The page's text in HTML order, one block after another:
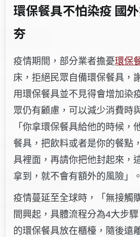
環保餐具不怕染疫 國
夯
疫情期間，部分業者擔憂環保
床，拒絕民眾自備環保餐具，
用環保餐具並不見得會增加染
眾仍有顧慮，可以減少消費時
「你拿環保餐具給他的時候，
餐具，把飲料或者是你的餐點
具裡面，再請你把他封起來，
拿到，就不會有額外的風險」。
疫情蔓延至全球時，「無接觸
間興起，具體流程分為4大步
的環保餐具放在櫃檯，隨後遠